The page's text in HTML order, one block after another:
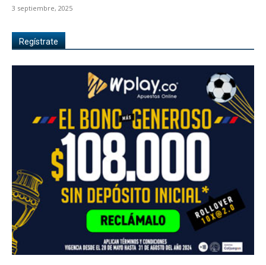
3 septiembre, 2025
Regístrate